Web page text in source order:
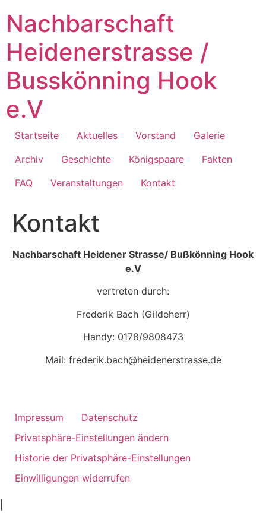
Inhalt
springen
Nachbarschaft
Heidenerstrasse /
Busskönning Hook
e.V
Startseite Aktuelles Vorstand
Galerie
Archiv
Geschichte Königspaare
Fakten
FAQ
Veranstaltungen Kontakt
Kontakt
Nachbarschaft Heidener Strasse/ Bußkönning Hook
e.V
vertreten durch:
Frederik Bach (Gildeherr)
Handy: 0178/9808473
Mail: frederik.bach@heidenerstrasse.de
Impressum
Datenschutz
Privatsphäre-Einstellungen ändern
Historie der Privatsphäre-Einstellungen
Einwilligungen widerrufen